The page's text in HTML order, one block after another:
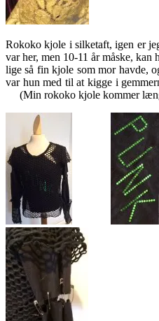
Rokoko kjole i silketaft, igen er
var her, men 10-11 år måske, kan
lige så fin kjole som mor havde,
var hun med til at kigge i
(Min rokoko kjole kommer